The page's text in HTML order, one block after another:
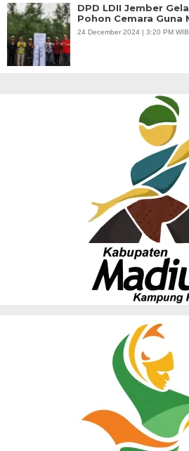
DPD LDII Jember
Pohon Cemara Guna
24 December 2024 | 3:20 PM WIB